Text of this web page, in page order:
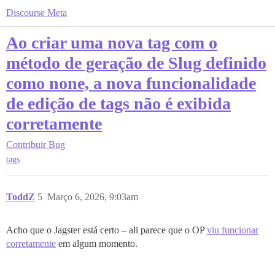
Discourse Meta
Ao criar uma nova tag com o
método de geração de Slug definido
como none, a nova funcionalidade
de edição de tags não é exibida
corretamente
Contribuir Bug
tags
ToddZ Março 6, 2026, 9:03am
5
Acho que o Jagster está certo – ali parece que o OPviu funcionar
corretamente em algum momento.